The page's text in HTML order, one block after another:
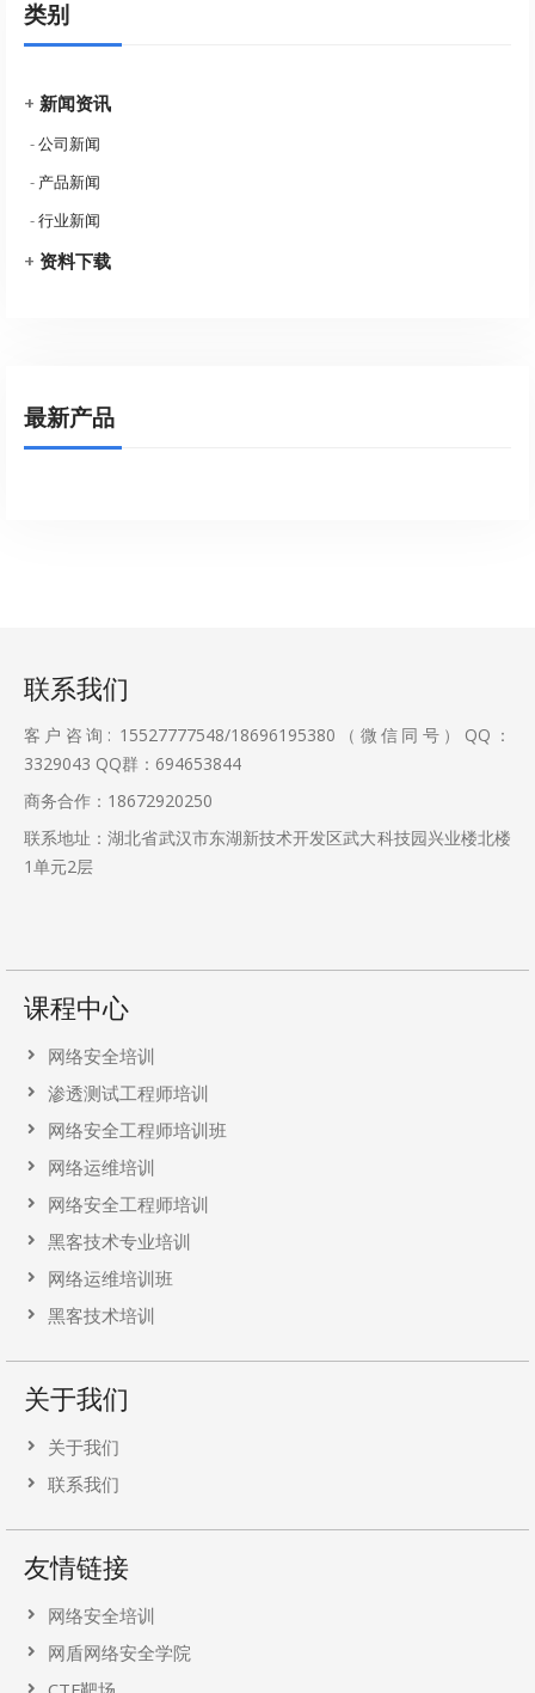
类别
+ 新闻资讯
-公司新闻
- 产品新闻
-行业新闻
+ 资料下载
最新产品
联系我们
客户咨询: 15527777548/18696195380（微信同号）QQ：
3329043 QQ群：694653844
商务合作：18672920250
联系地址：湖北省武汉市东湖新技术开发区武大科技园兴业楼北楼
1单元2层
课程中心
网络安全培训
渗透测试工程师培训
网络安全工程师培训班
网络运维培训
网络安全工程师培训
黑客技术专业培训
网络运维培训班
黑客技术培训
关于我们
关于我们
联系我们
友情链接
网络安全培训
网盾网络安全学院